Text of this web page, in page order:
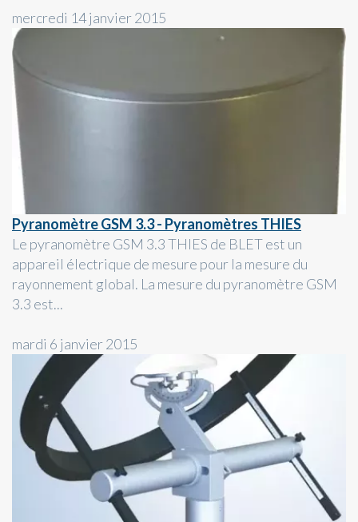
mercredi 14 janvier 2015
Pyranomètre GSM 3.3 - Pyranomètres THIES
Le pyranomètre GSM 3.3 THIES de BLET est un
appareil électrique de mesure pour la mesure du
rayonnement global. La mesure du pyranomètre GSM
3.3 est...
mardi 6 janvier 2015